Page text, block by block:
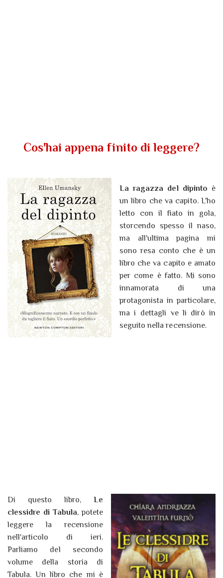
Cos'hai appena finito di leggere?
La ragazza del dipinto è
un libro che va capito. L'ho
letto con il fiato in gola,
storcendo spesso il naso,
ma all'ultima pagina mi
sono resa conto che è un
libro che va capito e amato
per come è fatto. Mi sono
innamorata di una
protagonista in particolare,
ma i dettagli ve li dirò in
seguito nella recensione.
Di questo libro, Le
clessidre di Tabula, potete
leggere la recensione
nell'articolo di ieri.
Parliamo del secondo
volume della storia di
Tabula. Un libro che mi è